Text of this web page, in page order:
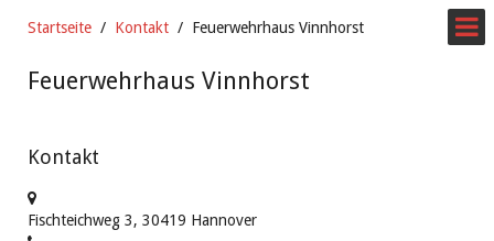
Startseite Kontakt Feuerwehrhaus Vinnhorst
Feuerwehrhaus Vinnhorst
Kontakt
Fischteichweg 3, 30419 Hannover